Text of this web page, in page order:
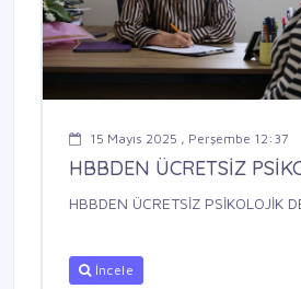
15 Mayıs 2025 , Perşembe 12:37
HBBDEN ÜCRETSİZ
HBBDEN ÜCRETSİZ PSİKOLOJİK
İncele